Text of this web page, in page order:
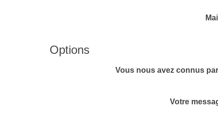
Options
Vous nous avez connus
Votre